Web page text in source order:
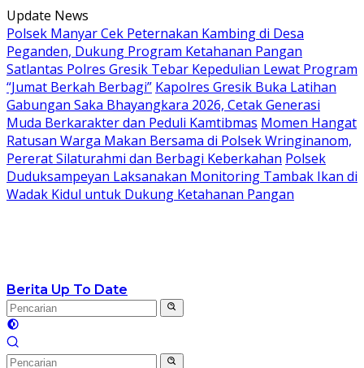
Langsung
ke
konten
Update News
Polsek Manyar Cek Peternakan Kambing di Desa
Peganden, Dukung Program Ketahanan Pangan
Satlantas Polres Gresik Tebar Kepedulian Lewat Program
“Jumat Berkah Berbagi” Kapolres Gresik Buka Latihan
Gabungan Saka Bhayangkara 2026, Cetak Generasi
Muda Berkarakter dan Peduli Kamtibmas Momen Hangat
Ratusan Warga Makan Bersama di Polsek Wringinanom,
Pererat Silaturahmi dan Berbagi Keberkahan Polsek
Duduksampeyan Laksanakan Monitoring Tambak Ikan di
Wadak Kidul untuk Dukung Ketahanan Pangan
Berita Up To Date